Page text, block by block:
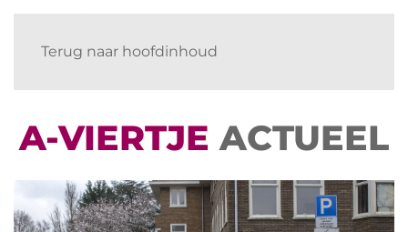
Terug naar hoofdinhoud
A-VIERTJEACTUEEL